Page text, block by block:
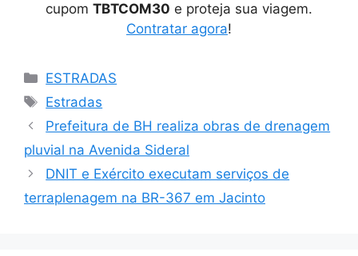
cupom TBTCOM30 e proteja sua viagem.
Contratar agora!
Categorias
ESTRADAS
Tags
Estradas
Prefeitura de BH realiza obras de drenagem
pluvial na Avenida Sideral
DNIT e Exército executam serviços de
terraplenagem na BR-367 em Jacinto